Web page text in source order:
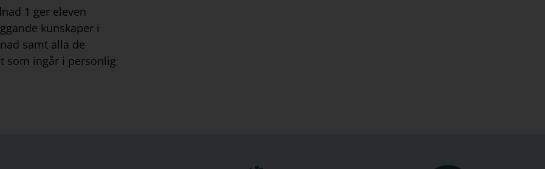
1 ger eleven
kunskaper i
samt alla de
som ingår i personlig